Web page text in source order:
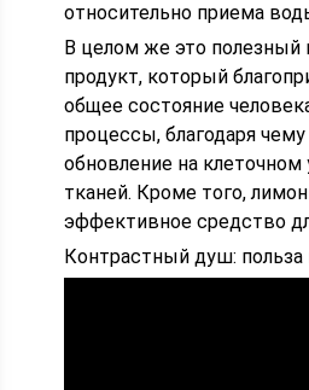
относительно приема
В целом же это
продукт, который
общее состояние
процессы, благодаря
обновление на клеточном
тканей. Кроме того,
эффективное средство
Контрастный душ: польза